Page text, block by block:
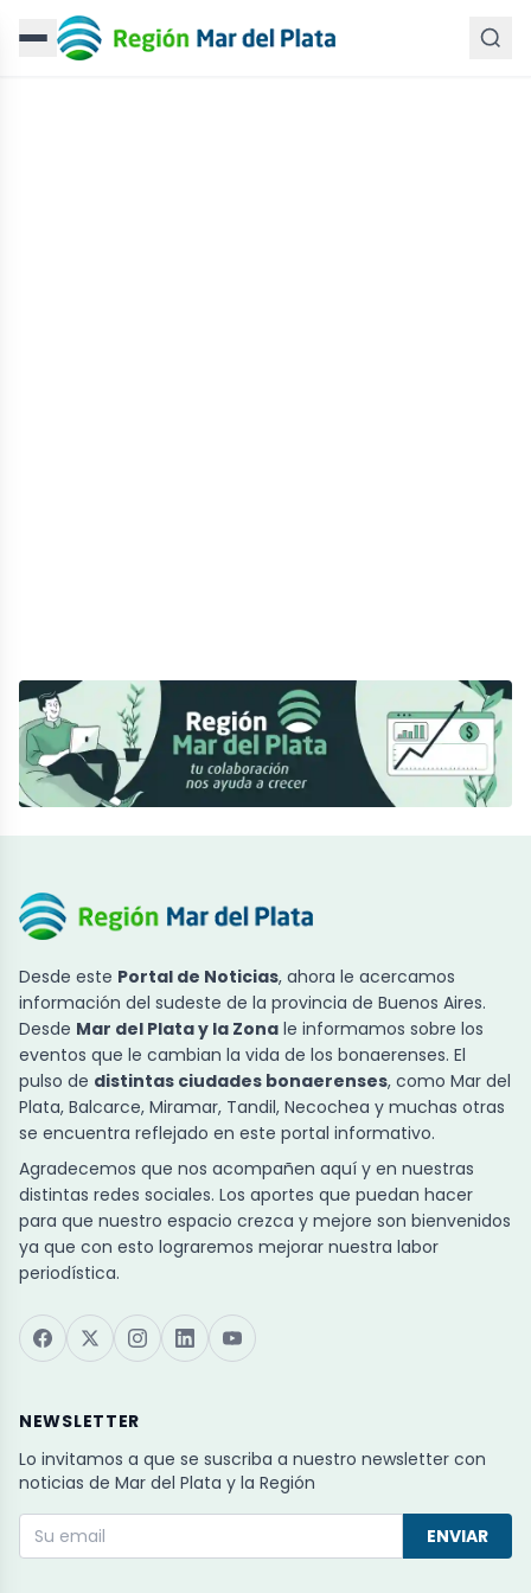
Desde este Portal de Noticias, ahora le acercamos
información del sudeste de la provincia de Buenos Aires.
Desde Mar del Plata y la Zona le informamos sobre los
eventos que le cambian la vida de los bonaerenses. El
pulso de distintas ciudades bonaerenses, como Mar del
Plata, Balcarce, Miramar, Tandil, Necochea y muchas otras
se encuentra reflejado en este portal informativo.
Agradecemos que nos acompañen aquí y en nuestras
distintas redes sociales. Los aportes que puedan hacer
para que nuestro espacio crezca y mejore son bienvenidos
ya que con esto lograremos mejorar nuestra labor
periodística.
NEWSLETTER
Lo invitamos a que se suscriba a nuestro newsletter con
noticias de Mar del Plata y la Región
ENVIAR